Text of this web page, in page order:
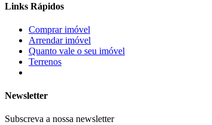
Links Rápidos
Comprar imóvel
Arrendar imóvel
Quanto vale o seu imóvel
Terrenos
Newsletter
Subscreva a nossa newsletter